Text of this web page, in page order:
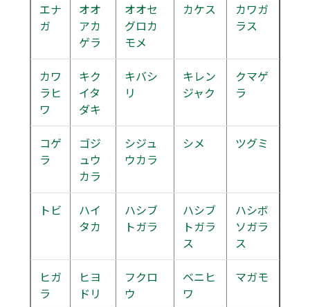
エナ
ガ
オオ
アカ
ゲラ
オオセ
グロカ
モメ
カケス
カワガ
ラス
カワ
ラヒ
ワ
キク
イタ
ダキ
キバシ
リ
キレン
ジャク
クマゲ
ラ
コゲ
ラ
ゴジ
ュウ
カラ
シジュ
ウカラ
シメ ツグミ
トビ
ハイ
タカ
ハシブ
トガラ
ハシブ
トガラ
ス
ハシボ
ソガラ
ス
ヒガ
ラ
ヒヨ
ドリ
フクロ
ウ
ベニヒ
ワ
マガモ